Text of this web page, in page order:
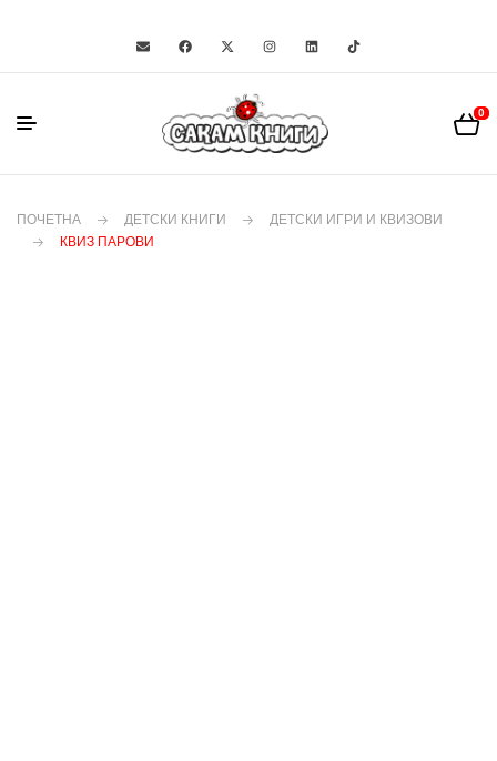
0
ПОЧЕТНА ДЕТСКИ КНИГИ
ДЕТСКИ ИГРИ И КВИЗОВИ
КВИЗ ПАРОВИ